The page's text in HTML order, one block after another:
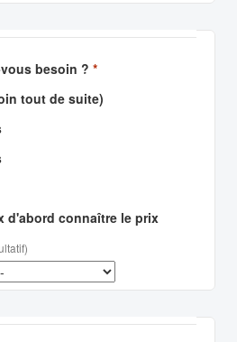
besoin ? *
tout de suite)
d'abord connaître le prix